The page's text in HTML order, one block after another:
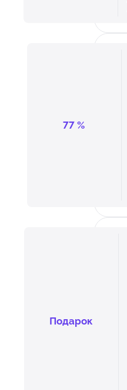
77 %
Подарок